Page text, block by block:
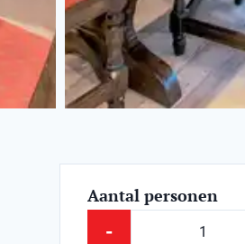
Aantal personen
-